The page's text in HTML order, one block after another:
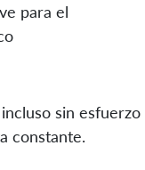
para el
incluso sin esfuerzo
constante.